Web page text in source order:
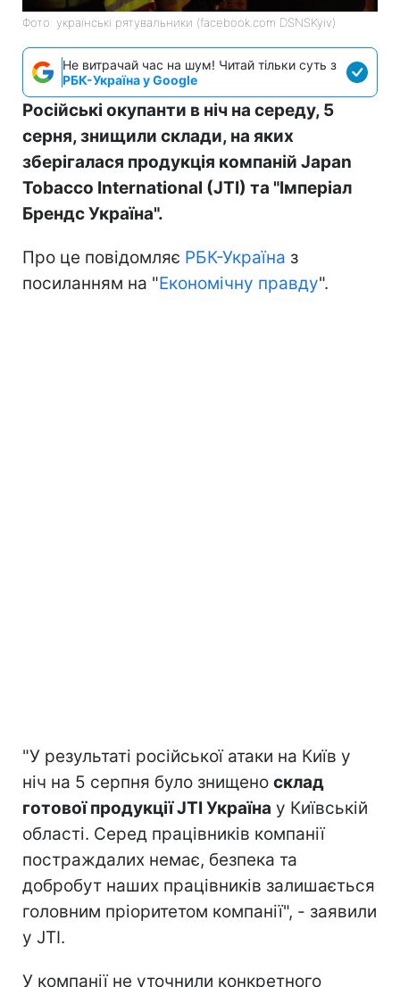
Фото: українські рятувальники (facebook.com DSNSKyiv)
Не витрачай час на шум! Читай тільки суть з
РБК-Україна у Google
Російські окупанти в ніч на середу, 5
серня, знищили склади, на яких
зберігалася продукція компаній Japan
Tobacco International (JTI) та "Імперіал
Брендс Україна".
Про це повідомляє РБК-Україна з
посиланням на "Економічну правду".
"У результаті російської атаки на Київ у
ніч на 5 серпня було знищено склад
готової продукції JTI Україна у Київській
області. Серед працівників компанії
постраждалих немає, безпека та
добробут наших працівників залишається
головним пріоритетом компанії", - заявили
у JTI.
У компанії не уточнили конкретного